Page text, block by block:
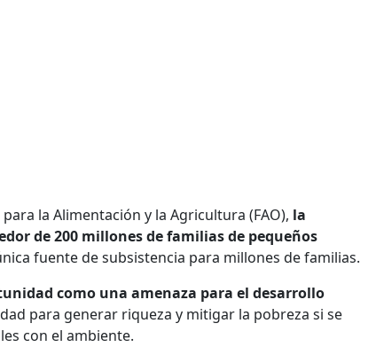
la Alimentación y la Agricultura (FAO), la
de 200 millones de familias de pequeños
fuente de subsistencia para millones de familias.
como una amenaza para el desarrollo
para generar riqueza y mitigar la pobreza si se
con el ambiente.